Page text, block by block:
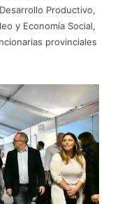
Productivo,
y Economía Social,
provinciales